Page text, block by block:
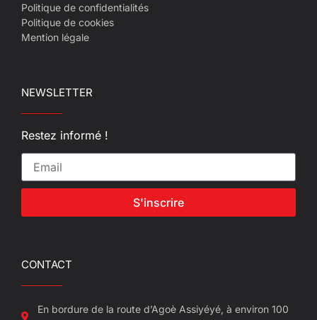
Politique de confidentialités
Politique de cookies
Mention légale
NEWSLETTER
Restez informé !
S'inscrire
CONTACT
En bordure de la route d’Agoè Assiyéyé, à environ 100